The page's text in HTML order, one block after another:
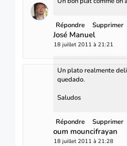
Répondre Supprimer
José Manuel
18 juillet 2011 à 21:21
Un plato realmente
quedado.
Saludos
Répondre Supprimer
oum mouncifrayan
18 juillet 2011 à 21:28